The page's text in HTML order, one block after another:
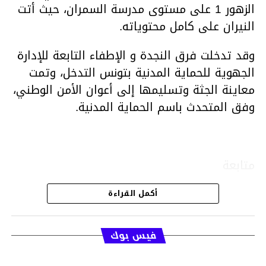
الزهور 1 على مستوى مدرسة السمران، حيث أتت
النيران على كامل محتوياته.
وقد تدخلت فرق النجدة و الإطفاء التابعة للإدارة
الجهوية للحماية المدنية بتونس التدخل، وتمت
معاينة الجثة وتسليمها إلى أعوان الأمن الوطني،
وفق المتحدث باسم الحماية المدنية.
أكمل القراءة
فيس بوك